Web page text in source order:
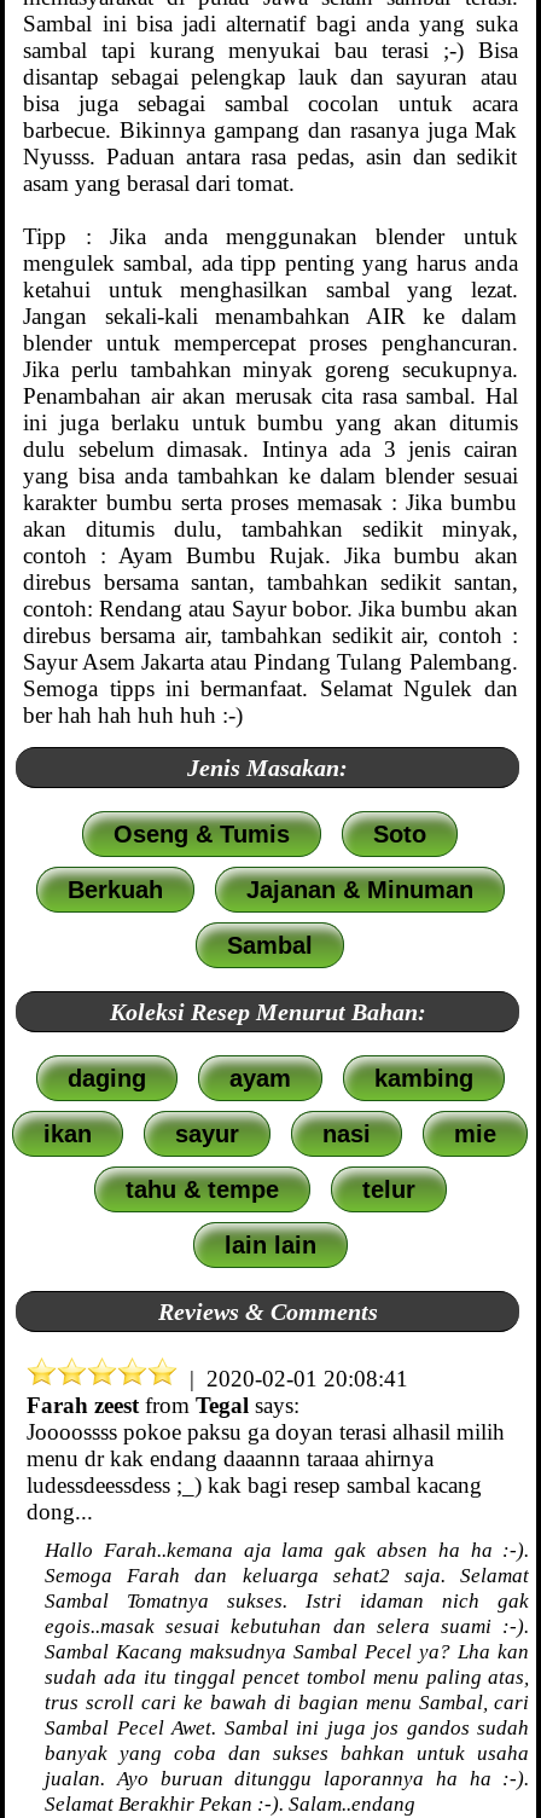
Sambal ini bisa jadi alternatif bagi anda yang suka
sambal tapi kurang menyukai bau terasi ;-) Bisa
disantap sebagai pelengkap lauk dan sayuran atau
bisa juga sebagai sambal cocolan untuk acara
barbecue. Bikinnya gampang dan rasanya juga Mak
Nyusss. Paduan antara rasa pedas, asin dan sedikit
asam yang berasal dari tomat.
Tipp : Jika anda menggunakan blender untuk
mengulek sambal, ada tipp penting yang harus anda
ketahui untuk menghasilkan sambal yang lezat.
Jangan sekali-kali menambahkan AIR ke dalam
blender untuk mempercepat proses penghancuran.
Jika perlu tambahkan minyak goreng secukupnya.
Penambahan air akan merusak cita rasa sambal. Hal
ini juga berlaku untuk bumbu yang akan ditumis
dulu sebelum dimasak. Intinya ada 3 jenis cairan
yang bisa anda tambahkan ke dalam blender sesuai
karakter bumbu serta proses memasak : Jika bumbu
akan ditumis dulu, tambahkan sedikit minyak,
contoh : Ayam Bumbu Rujak. Jika bumbu akan
direbus bersama santan, tambahkan sedikit santan,
contoh: Rendang atau Sayur bobor. Jika bumbu akan
direbus bersama air, tambahkan sedikit air, contoh :
Sayur Asem Jakarta atau Pindang Tulang Palembang.
Semoga tipps ini bermanfaat. Selamat Ngulek dan
ber hah hah huh huh :-)
Jenis Masakan:
Oseng & Tumis Soto
Berkuah Jajanan & Minuman
Sambal
Koleksi Resep Menurut Bahan:
daging ayam kambing
ikan sayur nasi mie
tahu & tempe telur
lain lain
Reviews & Comments
| 2020-02-01 20:08:41
Farah zeestfrom Tegal says:
Joooossss pokoe paksu ga doyan terasi alhasil milih
menu dr kak endang daaannn taraaa ahirnya
ludessdeessdess ;_) kak bagi resep sambal kacang
dong...
Hallo Farah..kemana aja lama gak absen ha ha :-).
Semoga Farah dan keluarga sehat2 saja. Selamat
Sambal Tomatnya sukses. Istri idaman nich gak
egois..masak sesuai kebutuhan dan selera suami :-).
Sambal Kacang maksudnya Sambal Pecel ya? Lha kan
sudah ada itu tinggal pencet tombol menu paling atas,
trus scroll cari ke bawah di bagian menu Sambal, cari
Sambal Pecel Awet. Sambal ini juga jos gandos sudah
banyak yang coba dan sukses bahkan untuk usaha
jualan. Ayo buruan ditunggu laporannya ha ha :-).
Selamat Berakhir Pekan :-). Salam..endang